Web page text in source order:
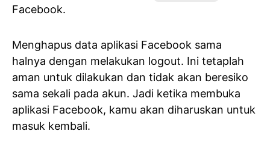
Facebook.
Menghapus data aplikasi Facebook sama
halnya dengan melakukan logout. Ini tetaplah
aman untuk dilakukan dan tidak akan beresiko
sama sekali pada akun. Jadi ketika membuka
aplikasi Facebook, kamu akan diharuskan untuk
masuk kembali.